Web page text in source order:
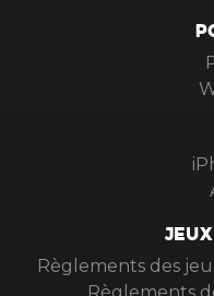
Règlements des